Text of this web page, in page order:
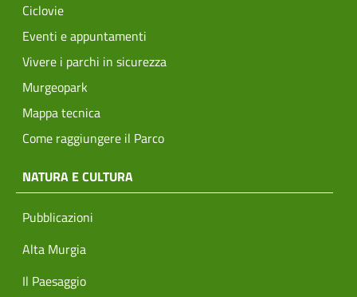
Ciclovie
Eventi e appuntamenti
Vivere i parchi in sicurezza
Murgeopark
Mappa tecnica
Come raggiungere il Parco
NATURA E CULTURA
Pubblicazioni
Alta Murgia
Il Paesaggio